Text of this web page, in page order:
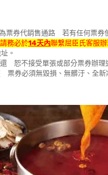
票券代銷售通路 若有任何票
請務必於14天內聯繫屈臣氏客服
。
恕不接受單張或部分票券辦理
票券必須無毀損、無髒汙、全